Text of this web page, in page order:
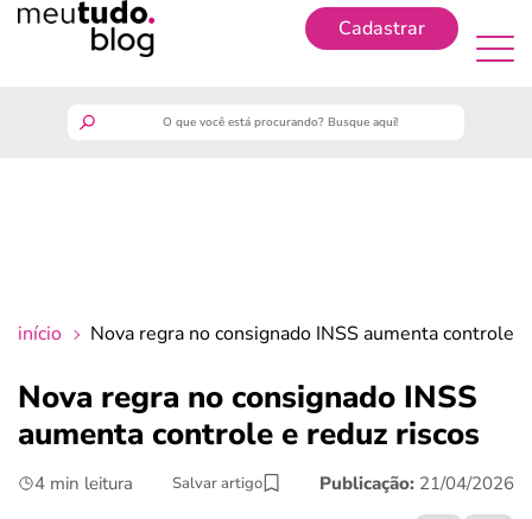
Cadastrar
crédito fácil
últimas notícias
início Nova regra no consignado INSS aumenta controle
Nova regra no consignado INSS
aumenta controle e reduz riscos
4 min leitura Salvar artigo Publicação: 21/04/2026